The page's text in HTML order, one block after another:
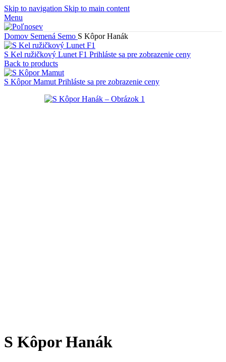
Skip to navigation Skip to main content
Menu
Domov Semená Semo S Kôpor Hanák
S Kel ružičkový Lunet F1 Prihláste sa pre zobrazenie ceny
Back to products
S Kôpor Mamut Prihláste sa pre zobrazenie ceny
S Kôpor Hanák